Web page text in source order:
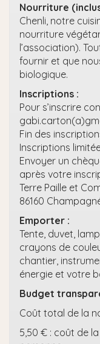
Nourriture
Chenli, notre
nourriture
l’association).
fournir et que
biologique.
Inscriptions :
Pour s’inscrire
Fin des
Inscriptions
Envoyer un
après votre
Terre Paille et
86160
Emporter :
Tente, duvet,
crayons de
chantier,
énergie et votre
Budget
Coût total de la
5,50 € : coût de